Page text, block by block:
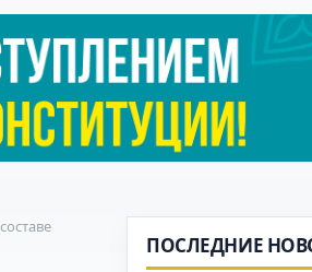
ПОСЛЕДНИЕ